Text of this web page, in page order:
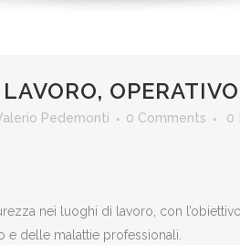
Pedemonti 0 Comments 0
nei luoghi di lavoro, con
e delle malattie professionali.